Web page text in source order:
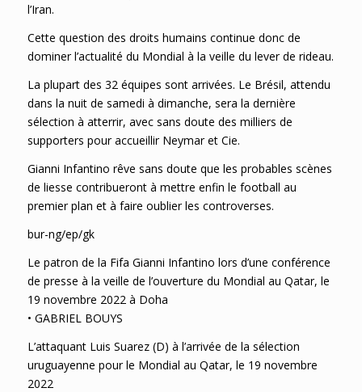
l’Iran.
Cette question des droits humains continue donc de
dominer l’actualité du Mondial à la veille du lever de rideau.
La plupart des 32 équipes sont arrivées. Le Brésil, attendu
dans la nuit de samedi à dimanche, sera la dernière
sélection à atterrir, avec sans doute des milliers de
supporters pour accueillir Neymar et Cie.
Gianni Infantino rêve sans doute que les probables scènes
de liesse contribueront à mettre enfin le football au
premier plan et à faire oublier les controverses.
bur-ng/ep/gk
Le patron de la Fifa Gianni Infantino lors d’une conférence
de presse à la veille de l’ouverture du Mondial au Qatar, le
19 novembre 2022 à Doha
• GABRIEL BOUYS
L’attaquant Luis Suarez (D) à l’arrivée de la sélection
uruguayenne pour le Mondial au Qatar, le 19 novembre
2022